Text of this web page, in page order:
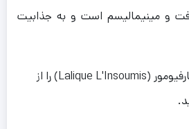
و مینیمالیسم است و به جذابیت